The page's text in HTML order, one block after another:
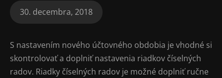
30. decembra, 2018
S nastavením nového účtovného obdobia je vhodné si
skontrolovať a doplniť nastavenia riadkov číselných
radov. Riadky číselných radov je možné doplniť ručne